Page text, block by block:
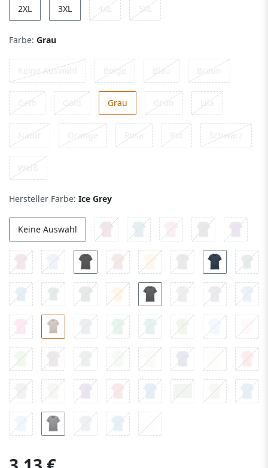
2XL 3XL 4XL 5XL
Farbe: Grau
Keine Auswahl Beige Blau Braun
Gelb Gold Grau Grün Lila
Natur Orange Rosa Rot Schwarz
Weiß
Hersteller Farbe: Ice Grey
Keine Auswahl